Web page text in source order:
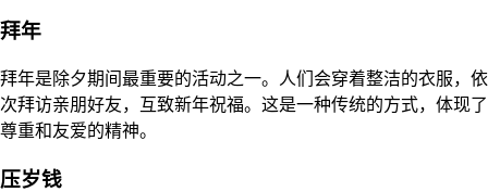
拜年
拜年是除夕期间最重要的活动之一。人们会穿着整洁的衣服，依
次拜访亲朋好友，互致新年祝福。这是一种传统的方式，体现了
尊重和友爱的精神。
压岁钱